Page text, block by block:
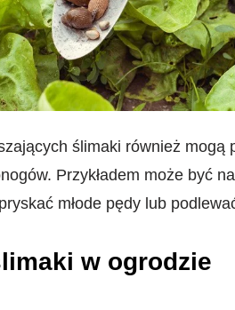
ślimaki również mogą
Przykładem może być
młode pędy lub
w ogrodzie